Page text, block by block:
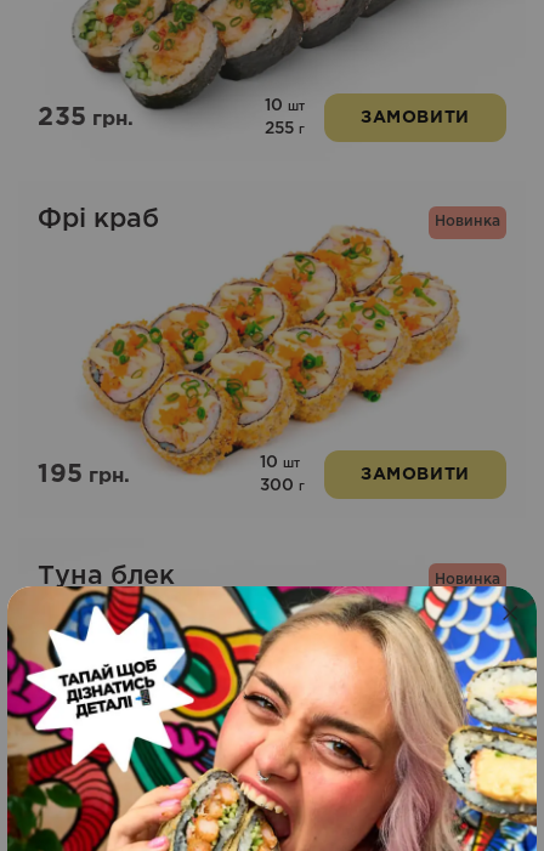
235грн.
10 шт
255 г
ЗАМОВИТИ
Новинка
Фрі краб
195грн.
10 шт
300 г
ЗАМОВИТИ
Новинка
Туна блек
255грн.
8
230
ЗАМОВИТИ